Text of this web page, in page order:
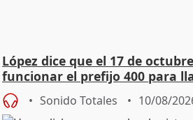
López dice que el 17 de
funcionar el prefijo 400 para
comerciales
Sonido Totales 10/08/